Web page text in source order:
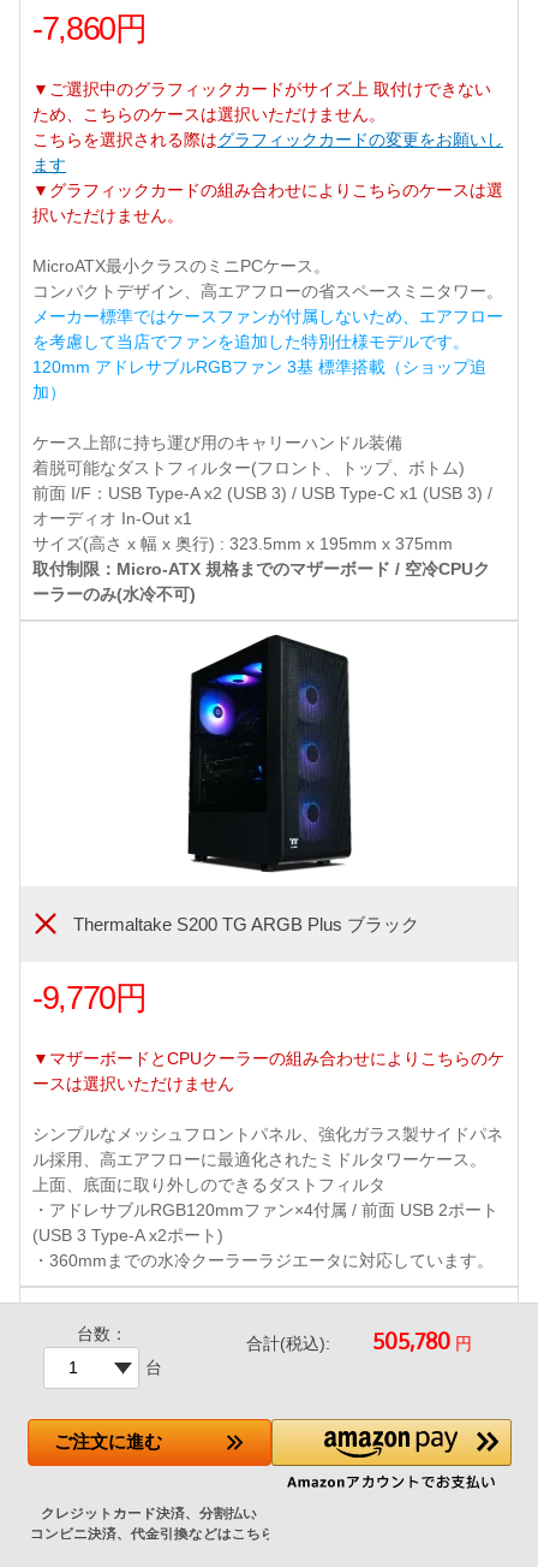
-7,860円
▼ご選択中のグラフィックカードがサイズ上 取付けできない
ため、こちらのケースは選択いただけません。
こちらを選択される際はグラフィックカードの変更をお願いし
ます
▼グラフィックカードの組み合わせによりこちらのケースは選
択いただけません。
MicroATX最小クラスのミニPCケース。
コンパクトデザイン、高エアフローの省スペースミニタワー。
メーカー標準ではケースファンが付属しないため、エアフロー
を考慮して当店でファンを追加した特別仕様モデルです。
120mm アドレサブルRGBファン 3基 標準搭載（ショップ追
加）
ケース上部に持ち運び用のキャリーハンドル装備
着脱可能なダストフィルター(フロント、トップ、ボトム)
前面 I/F：USB Type-A x2 (USB 3) / USB Type-C x1 (USB 3) /
オーディオ In-Out x1
サイズ(高さ x 幅 x 奥行) : 323.5mm x 195mm x 375mm
取付制限：Micro-ATX 規格までのマザーボード / 空冷CPUク
ーラーのみ(水冷不可)
Thermaltake S200 TG ARGB Plus ブラック
-9,770円
▼マザーボードとCPUクーラーの組み合わせによりこちらのケ
ースは選択いただけません
シンプルなメッシュフロントパネル、強化ガラス製サイドパネ
ル採用、高エアフローに最適化されたミドルタワーケース。
上面、底面に取り外しのできるダストフィルタ
・アドレサブルRGB120mmファン×4付属 / 前面 USB 2ポート
(USB 3 Type-A x2ポート)
・360mmまでの水冷クーラーラジエータに対応しています。
台数：
台
合計(税込): 円
ご注文に進む